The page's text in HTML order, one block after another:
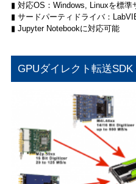
▮ 対応OS：Windows, Linuxを標準
▮ サードパーティドライバ：
▮ Jupyter Notebookに対応可能
GPUダイレクト転送